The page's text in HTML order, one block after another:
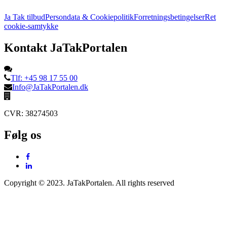
Ja Tak tilbudPersondata & CookiepolitikForretningsbetingelserRet
cookie-samtykke
Kontakt JaTakPortalen
Tlf: +45 98 17 55 00
Info@JaTakPortalen.dk
CVR: 38274503
Følg os
Copyright © 2023. JaTakPortalen. All rights reserved